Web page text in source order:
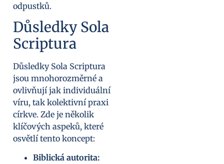
odpustků.
Důsledky Sola
Scriptura
Důsledky Sola Scriptura
jsou mnohorozměrné a
ovlivňují jak individuální
víru, tak kolektivní praxi
církve. Zde je několik
klíčových aspeků, které
osvětlí tento koncept:
Biblická autorita: